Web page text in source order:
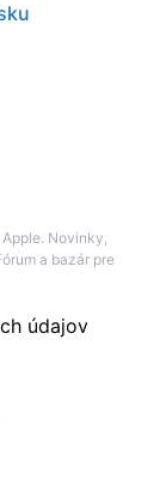
Novinky,
a bazár pre
údajov